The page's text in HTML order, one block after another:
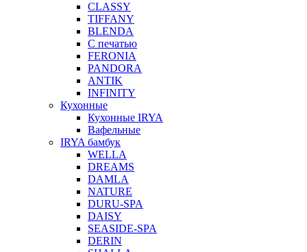
CLASSY
TIFFANY
BLENDA
С печатью
FERONIA
PANDORA
ANTIK
INFINITY
Кухонные
Кухонные IRYA
Вафельные
IRYA бамбук
WELLA
DREAMS
DAMLA
NATURE
DURU-SPA
DAISY
SEASIDE-SPA
DERIN